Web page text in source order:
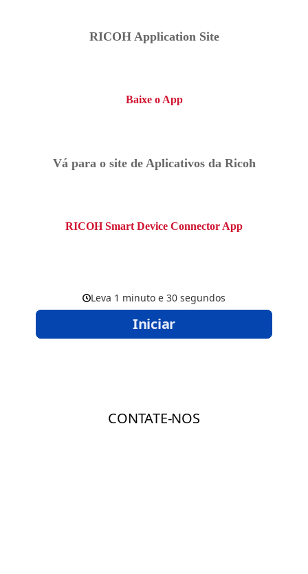
RICOH Application Site
Baixe o App
Vá para o site de Aplicativos da Ricoh
RICOH Smart Device Connector App